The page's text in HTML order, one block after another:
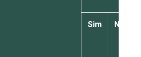
Sim Não